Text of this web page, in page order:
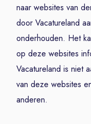
naar websites van
door Vacatureland
onderhouden. Het
op deze websites
Vacatureland is niet
van deze websites
anderen.